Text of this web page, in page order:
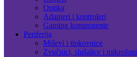
Optika
Adapteri i kontroleri
Gaming komponente
Periferija
Miševi i tipkovnice
Zvučnici, slušalice i mikrofoni